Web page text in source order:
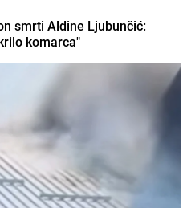
smrti Aldine Ljubunčić:
komarca"